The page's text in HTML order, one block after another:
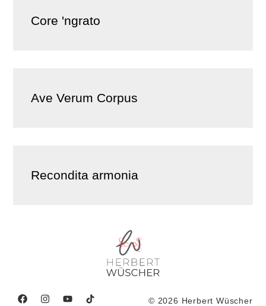
Core 'ngrato
Ave Verum Corpus
Recondita armonia
© 2026 Herbert Wüscher